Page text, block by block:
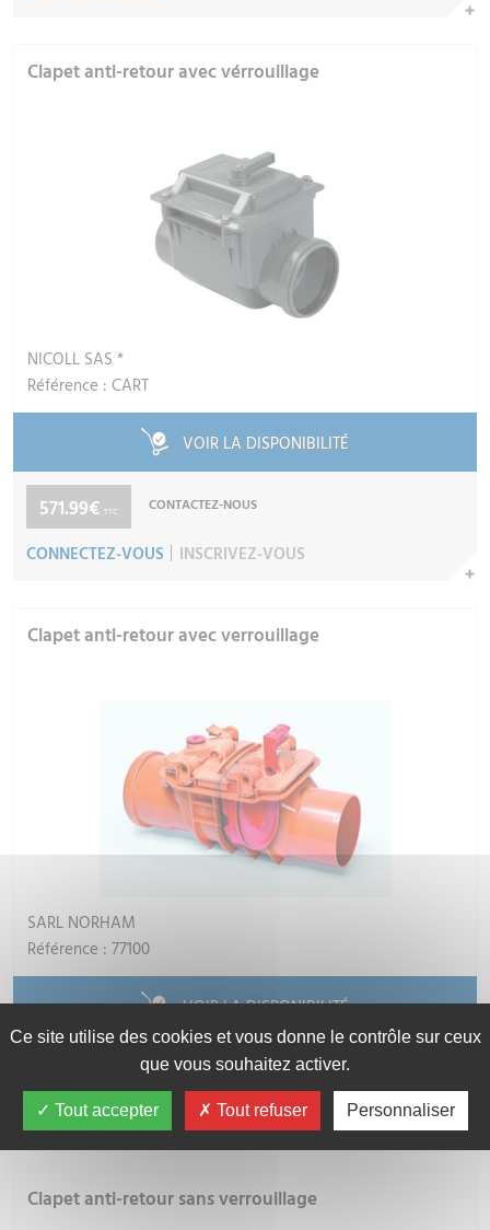
Clapet anti-retour avec vérrouillage
NICOLL SAS *
Référence : CART
VOIR LA DISPONIBILITÉ
571.99€ TTC CONTACTEZ-NOUS
CONNECTEZ-VOUS INSCRIVEZ-VOUS
Clapet anti-retour avec verrouillage
SARL NORHAM
Référence : 77100
VOIR LA DISPONIBILITÉ
CONTACTEZ-NOUS
CONNECTEZ-VOUS INSCRIVEZ-VOUS
Clapet anti-retour sans verrouillage
Ce site utilise des cookies et vous donne le contrôle sur ceux
que vous souhaitez activer.
Tout accepter Tout refuser Personnaliser